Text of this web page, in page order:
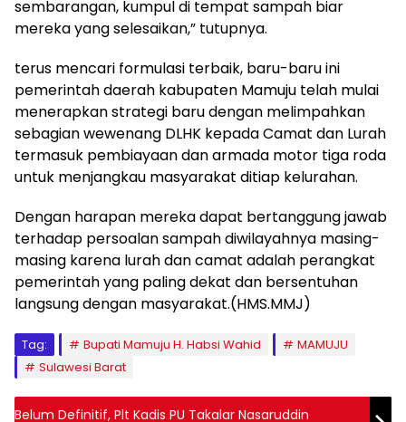
sembarangan, kumpul di tempat sampah biar
mereka yang selesaikan,” tutupnya.
terus mencari formulasi terbaik, baru-baru ini
pemerintah daerah kabupaten Mamuju telah mulai
menerapkan strategi baru dengan melimpahkan
sebagian wewenang DLHK kepada Camat dan Lurah
termasuk pembiayaan dan armada motor tiga roda
untuk menjangkau masyarakat ditiap kelurahan.
Dengan harapan mereka dapat bertanggung jawab
terhadap persoalan sampah diwilayahnya masing-
masing karena lurah dan camat adalah perangkat
pemerintah yang paling dekat dan bersentuhan
langsung dengan masyarakat.(HMS.MMJ)
Tag: Bupati Mamuju H. Habsi Wahid
MAMUJU
Sulawesi Barat
Belum Definitif, Plt Kadis PU Takalar Nasaruddin